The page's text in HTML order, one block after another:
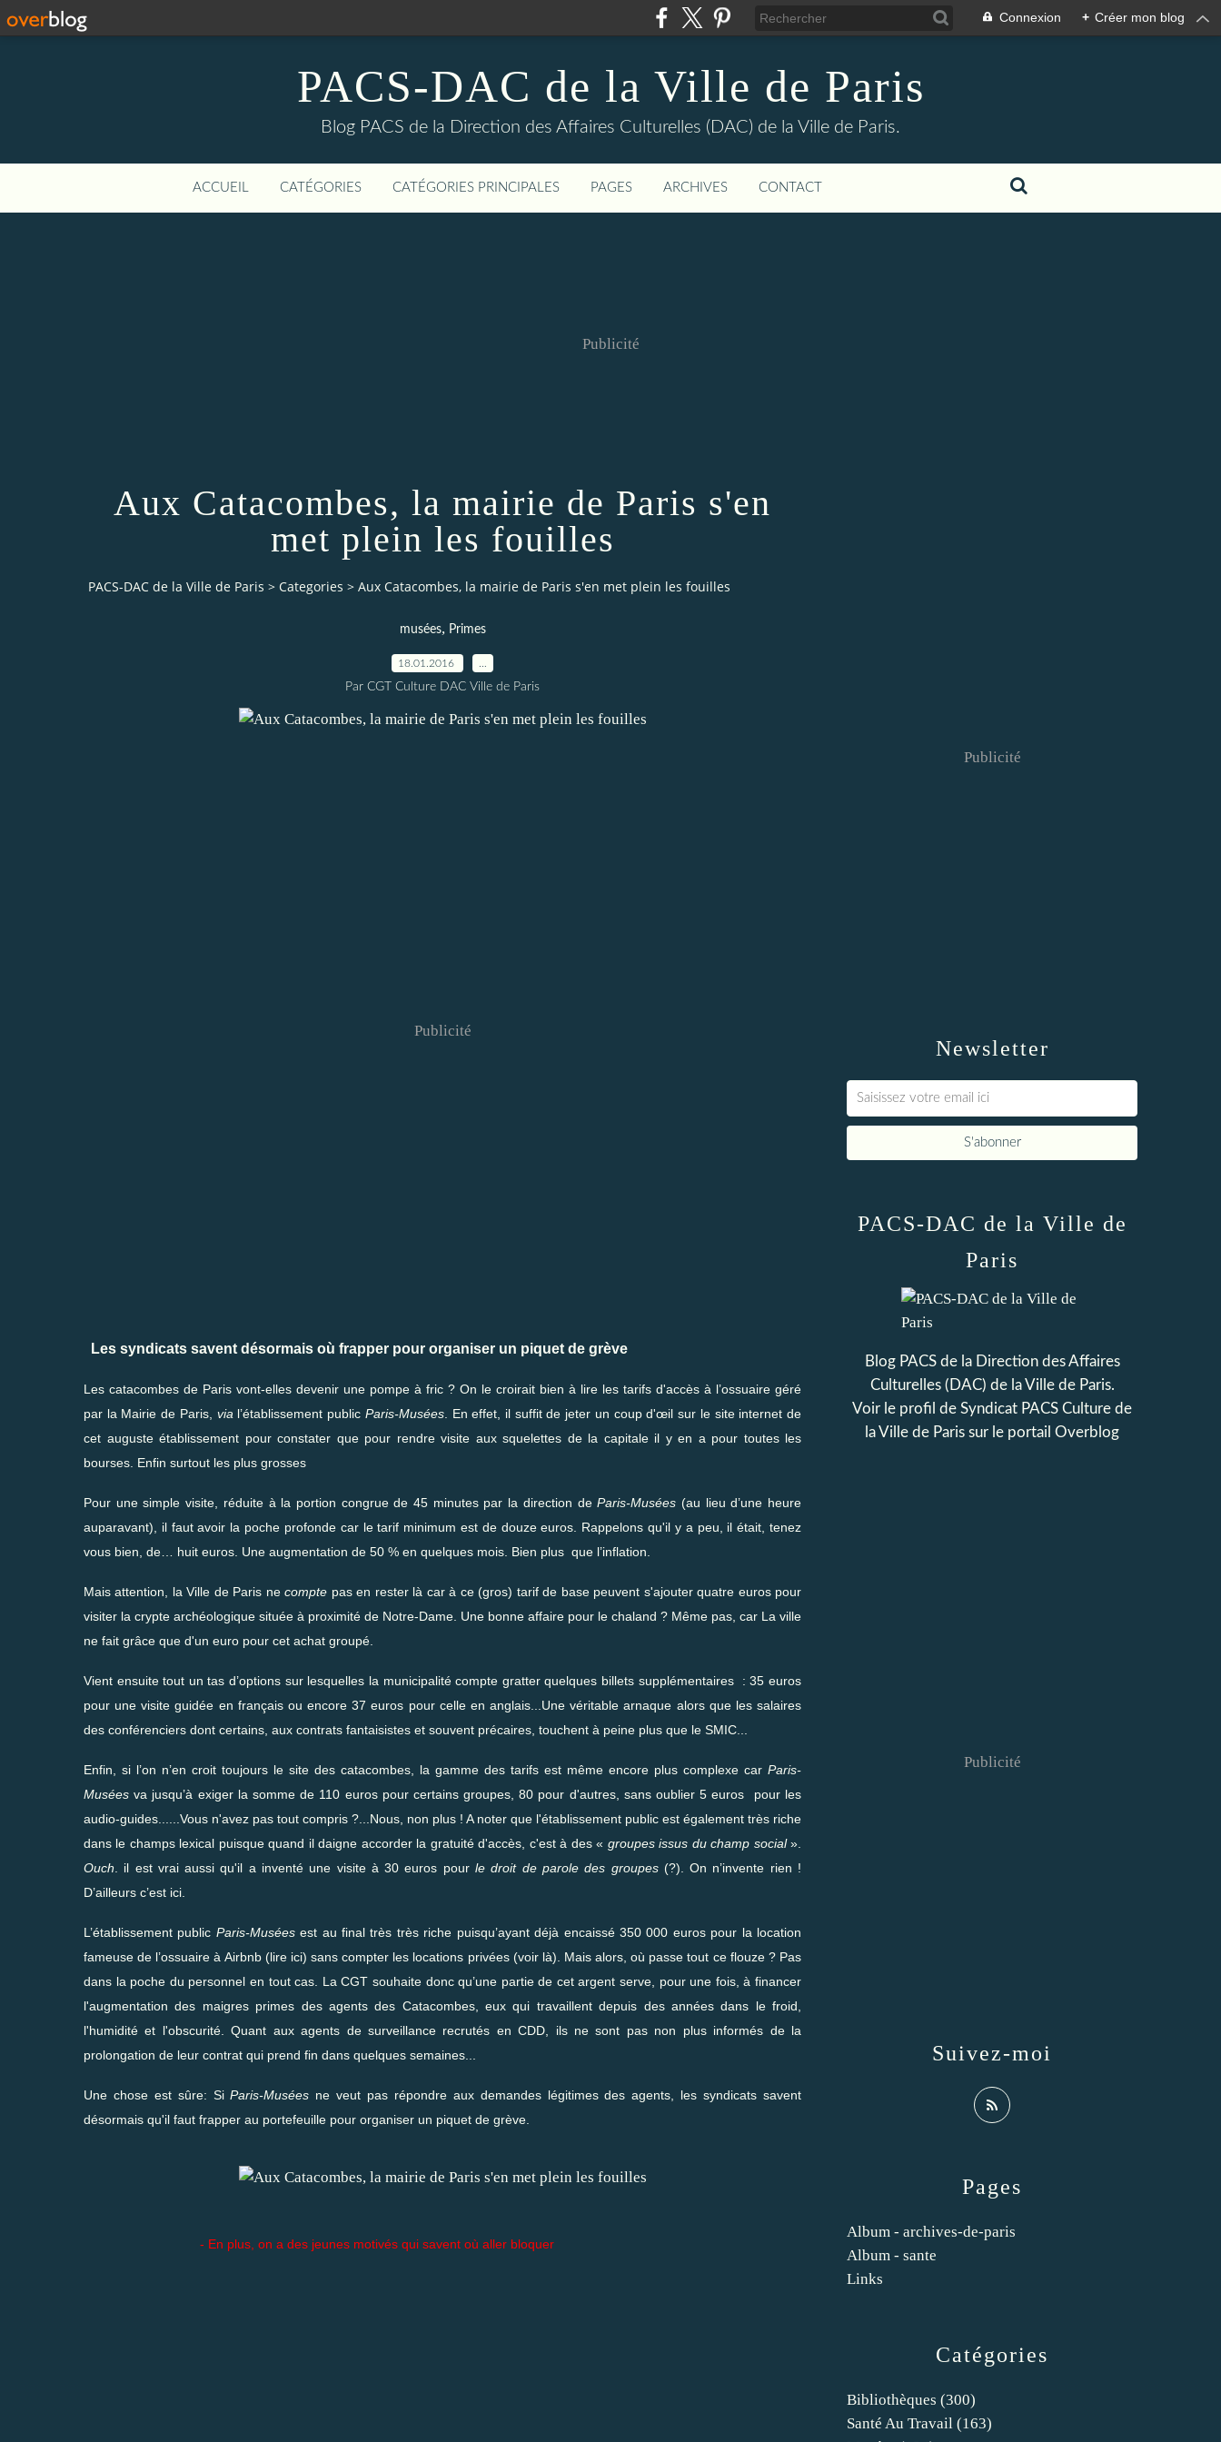
Connexion + Créer mon blog
PACS-DAC de la Ville de Paris
Blog PACS de la Direction des Affaires Culturelles (DAC) de la Ville de Paris.
ACCUEIL CATÉGORIES CATÉGORIES PRINCIPALES PAGES ARCHIVES CONTACT
Publicité
Aux Catacombes, la mairie de Paris s'en
met plein les fouilles
PACS-DAC de la Ville de Paris > Categories > Aux Catacombes, la mairie de Paris s'en met plein les fouilles
musées, Primes
18.01.2016
Par CGT Culture DAC Ville de Paris
Publicité
Les syndicats savent désormais où frapper pour organiser un piquet de grève
Les catacombes de Paris vont-elles devenir une pompe à fric ? On le croirait bien à lire les tarifs d'accès à l’ossuaire géré
par la Mairie de Paris, via l’établissement public Paris-Musées. En effet, il suffit de jeter un coup d'œil sur le site internet de
cet auguste établissement pour constater que pour rendre visite aux squelettes de la capitale il y en a pour toutes les
bourses. Enfin surtout les plus grosses
Pour une simple visite, réduite à la portion congrue de 45 minutes par la direction deParis-Musées (au lieu d’une heure
auparavant), il faut avoir la poche profonde car le tarif minimum est de douze euros. Rappelons qu'il y a peu, il était, tenez
vous bien, de… huit euros. Une augmentation de 50 % en quelques mois. Bien plus que l’inflation.
Mais attention, la Ville de Paris necompte pas en rester là car à ce (gros) tarif de base peuvent s'ajouter quatre euros pour
visiter la crypte archéologique située à proximité de Notre-Dame. Une bonne affaire pour le chaland ? Même pas, car La ville
ne fait grâce que d'un euro pour cet achat groupé.
Vient ensuite tout un tas d’options sur lesquelles la municipalitécompte gratter quelques billets supplémentaires : 35 euros
pour une visite guidée en français ou encore 37 euros pour celle en anglais...Une véritable arnaque alors que les salaires
des conférenciers dont certains, aux contrats fantaisistes et souvent précaires, touchent à peine plus que le SMIC...
Enfin, si l’on n’en croit toujours le site des catacombes, la gamme des tarifs est même encore plus complexe car Paris-
Musées va jusqu’à exiger la somme de 110 euros pour certains groupes, 80 pour d'autres, sans oublier 5 euros pour les
audio-guides......Vous n'avez pas tout compris ?...Nous, non plus ! A noter que l'établissement public est également très riche
dans le champs lexical puisque quand il daigne accorder la gratuité d'accès, c'est à des « groupes issus du champ social».
Ouch . il est vrai aussi qu'il a inventé une visite à 30 euros pourle droit de parole des groupes(?). On n’invente rien !
D’ailleurs c’est ici
L’établissement public Paris-Muséesest au final très très riche puisqu’ayant déjà encaissé 350 000 euros pour la location
fameuse de l’ossuaire à Airbnb (lire ici) sans compter les locations privées (voir là). Mais alors, où passe tout ce flouze ? Pas
dans la poche du personnel en tout cas. La CGT souhaite donc qu’une partie de cet argent serve, pour une fois, à financer
l'augmentation des maigres primes des agents des Catacombes, eux qui travaillent depuis des années dans le froid,
l'humidité et l'obscurité. Quant aux agents de surveillance recrutés en CDD, ils ne sont pas non plus informés de la
prolongation de leur contrat qui prend fin dans quelques semaines...
Une chose est sûre: SiParis-Musées ne veut pas répondre aux demandes légitimes des agents, les syndicats savent
désormais qu'il faut frapper au portefeuille pour organiser un piquet de grève.
- En plus, on a des jeunes motivés qui savent où aller bloquer
Newsletter
Publicité
Catégories
Bibliothèques (300)
Santé Au Travail (163)
Pages
Album - archives-de-paris
Album - sante
Links
PACS-DAC de la Ville de
Paris
Blog PACS de la Direction des Affaires
Culturelles (DAC) de la Ville de Paris.
Voir le profil de Syndicat PACS Culture de
la Ville de Paris sur le portail Overblog
Suivez-moi
Publicité